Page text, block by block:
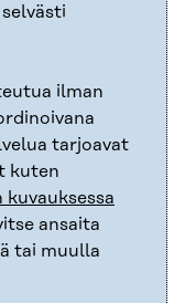
ilman
tarjoavat
kuten
ansaita
tai muulla